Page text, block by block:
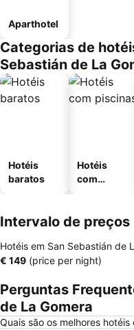
Aparthotel
Categorias de
Sebastián de La
Hotéis
baratos
Hotéis
com
Intervalo de preços
Hotéis em San Sebastián de
‎€ 149 (price per night)
Perguntas
de La Gomera
Quais são os melhores